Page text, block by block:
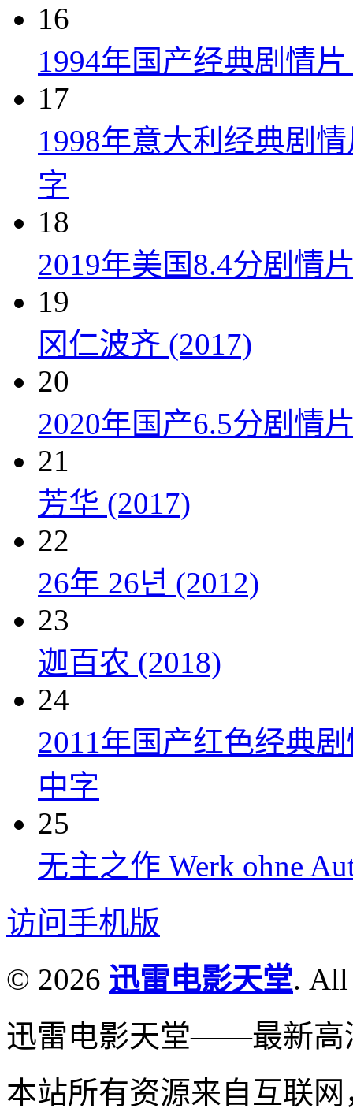
16
1994年国产经典剧情
17
1998年意大利经典剧
字
18
2019年美国8.4分剧情
19
冈仁波齐 (2017)
20
2020年国产6.5分剧情
21
芳华 (2017)
22
26年 26년 (2012)
23
迦百农 (2018)
24
2011年国产红色经典
中字
25
无主之作 Werk ohne
访问手机版
© 2026 迅雷电影天堂. All
迅雷电影天堂——最新高
本站所有资源来自互联